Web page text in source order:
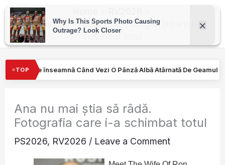
Skip
content
Ana nu mai știa să râdă. Fotografia care i-a
TOP
O Pânză Albă Atârnată De Geamul Unei Mașini. Semnalul…
Ana nu mai știa să râdă.
Fotografia care i-a schimbat totul
PS2026, RV2026 / Leave a Comment